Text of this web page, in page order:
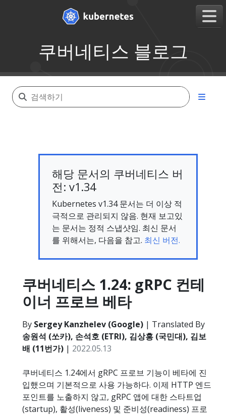
쿠버네티스 블로그
해당 문서의 쿠버네티스 버
전: v1.34
Kubernetes v1.34 문서는 더 이상 적
극적으로 관리되지 않음. 현재 보고있
는 문서는 정적 스냅샷임. 최신 문서
를 위해서는, 다음을 참고. 최신 버전.
쿠버네티스 1.24: gRPC 컨테
이너 프로브 베타
By Sergey Kanzhelev (Google) | Translated By
송원석 (쏘카), 손석호 (ETRI), 김상홍 (국민대), 김보
배 (11번가) | 2022.05.13
쿠버네티스 1.24에서 gRPC 프로브 기능이 베타에 진
입했으며 기본적으로 사용 가능하다. 이제 HTTP 엔드
포인트를 노출하지 않고, gRPC 앱에 대한 스타트업
(startup), 활성(liveness) 및 준비성(readiness) 프로